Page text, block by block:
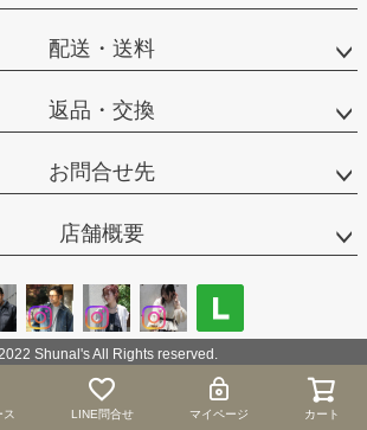
ス LINE問合せ マイページ カート
ス LINE問合せ マイページ カート
配送・送料
返品・交換
お問合せ先
店舗概要
Shunal's All Rights reserved.